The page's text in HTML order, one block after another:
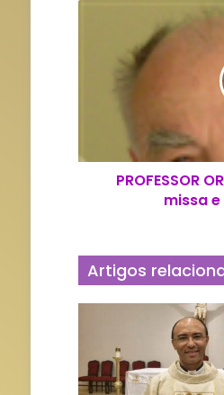
R
N
L
PROFESSOR
missa
Artigos